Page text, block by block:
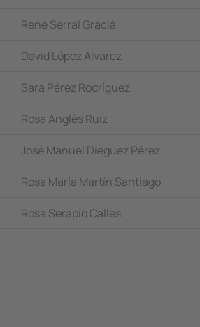
René Serral Gracià
David López Àlvarez
Sara Pérez Rodríguez
Rosa Anglès Ruiz
José Manuel Diéguez Pérez
Rosa María Martín Santiago
Rosa Serapio Calles